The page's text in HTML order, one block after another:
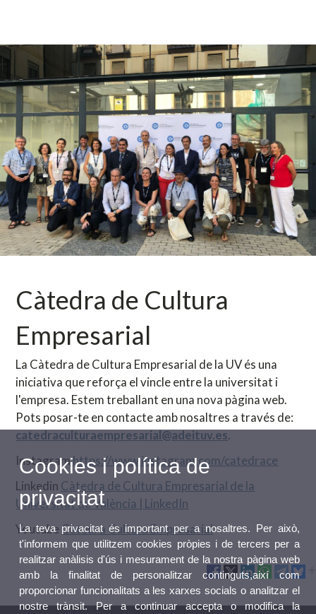
Càtedra de Cultura
Empresarial
La Càtedra de Cultura Empresarial de la UV és una
iniciativa que reforça el vincle entre la universitat i
l'empresa. Estem treballant en una nova pàgina web.
Pots posar-te en contacte amb nosaltres a través de:
catedraculturaempresarial@adeituv.es.
Instagramhttps://www.instagram.com/catedrace
Linkedin Càtedra de Cultura Empresarial de la
Universitat de València | LinkedIn
Youtube Càtedra Cultura Empresarial
Cookies i política de
privacitat
La teva privacitat és important per a nosaltres. Per això,
t'informem que utilitzem cookies pròpies i de tercers per a
realitzar anàlisis d'ús i mesurament de la nostra pàgina web
amb la finalitat de personalitzar continguts,així com
proporcionar funcionalitats a les xarxes socials o analitzar el
nostre trànsit. Per a continuar accepta o modifica la